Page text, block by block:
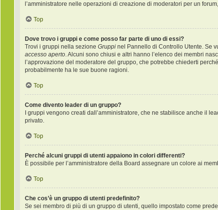
l’amministratore nelle operazioni di creazione di moderatori per un
Top
Dove trovo i gruppi e come posso far parte di uno di essi?
Trovi i gruppi nella sezione Gruppi nel Pannello di Controllo Utente. Se
accesso aperto. Alcuni sono chiusi e altri hanno l’elenco dei membri
l’approvazione del moderatore del gruppo, che potrebbe chiederti
probabilmente ha le sue buone ragioni.
Top
Come divento leader di un gruppo?
I gruppi vengono creati dall’amministratore, che ne stabilisce anche il
privato.
Top
Perché alcuni gruppi di utenti appaiono in colori differenti?
È possibile per l’amministratore della Board assegnare un colore ai
Top
Che cos’è un gruppo di utenti predefinito?
Se sei membro di più di un gruppo di utenti, quello impostato come